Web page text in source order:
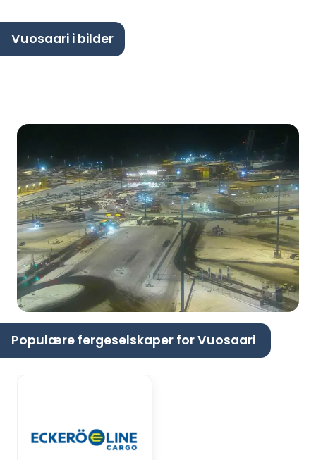
Vuosaari i bilder
Populære fergeselskaper for Vuosaari